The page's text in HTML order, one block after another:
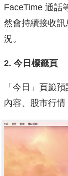
FaceTime 通話
然會持續接收
況。
2. 今日標籤頁
「今日」頁籤
內容、股市行情